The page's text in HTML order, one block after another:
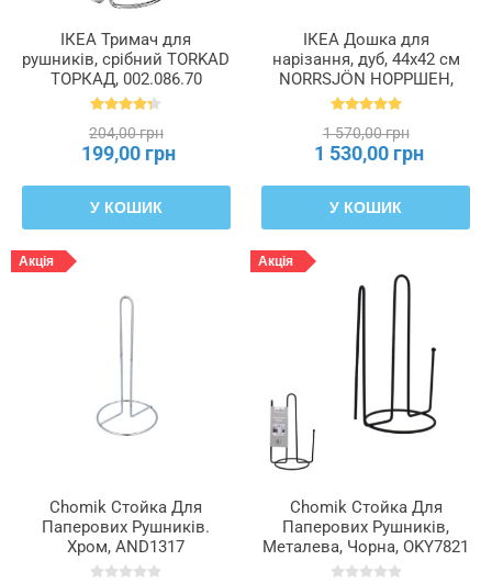
ІКЕА Тримач для
рушників, срібний TORKAD
ТОРКАД, 002.086.70
204,00 грн
199,00 грн
У КОШИК
ІКЕА Дошка для
нарізання, дуб, 44x42 см
NORRSJÖN НОРРШЕН,
403.397.11
1 570,00 грн
1 530,00 грн
У КОШИК
Акція
Chomik Стойка Для
Паперових Рушників.
Хром, AND1317
Акція
Chomik Стойка Для
Паперових Рушників,
Металева, Чорна, OKY7821